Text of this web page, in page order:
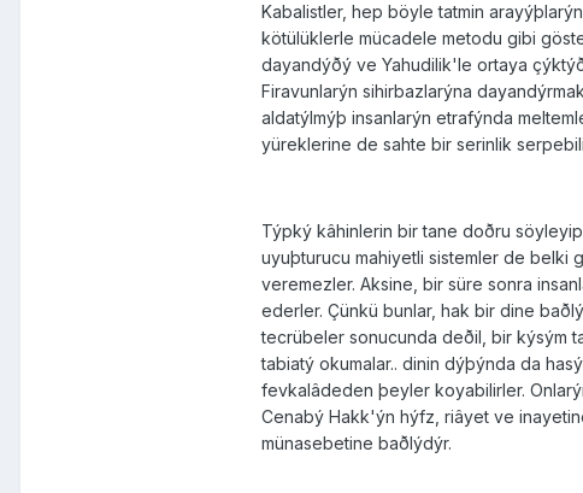
Kabalistler, hep böyle tatmin
kötülüklerle mücadele metodu gibi
dayandýðý ve Yahudilik'le ortaya
Firavunlarýn sihirbazlarýna
aldatýlmýþ insanlarýn etrafýnda
yüreklerine de sahte bir serinlik
Týpký kâhinlerin bir tane doðru
uyuþturucu mahiyetli sistemler de belki
veremezler. Aksine, bir süre sonra
ederler. Çünkü bunlar, hak bir dine
tecrübeler sonucunda deðil, bir kýsým
tabiatý okumalar.. dinin dýþýnda da
fevkalâdeden þeyler koyabilirler.
Cenabý Hakk'ýn hýfz, riâyet ve
münasebetine baðlýdýr.